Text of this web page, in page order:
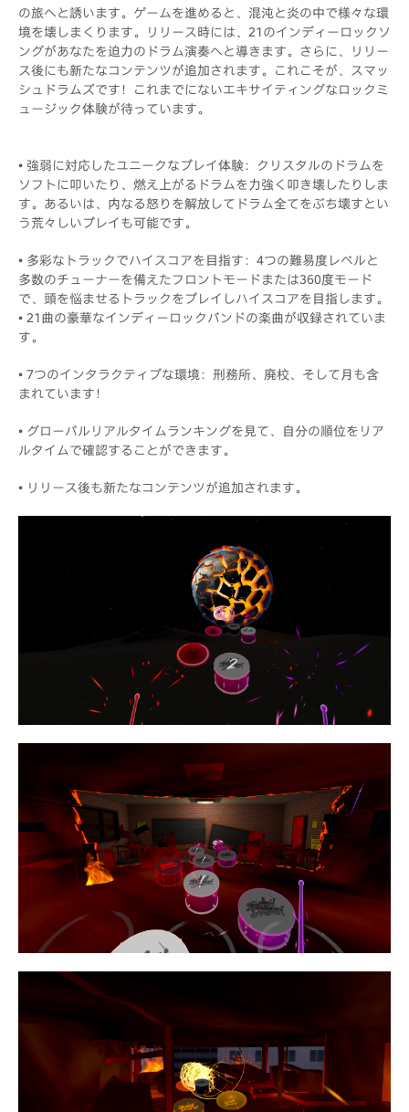
の旅へと誘います。ゲームを進めると、混沌と炎の中で様々な環
境を壊しまくります。リリース時には、21のインディーロックソ
ングがあなたを迫力のドラム演奏へと導きます。さらに、リリー
ス後にも新たなコンテンツが追加されます。これこそが、スマッ
シュドラムズです！これまでにないエキサイティングなロックミ
ュージック体験が待っています。
• 強弱に対応したユニークなプレイ体験：クリスタルのドラムを
ソフトに叩いたり、燃え上がるドラムを力強く叩き壊したりしま
す。あるいは、内なる怒りを解放してドラム全てをぶち壊すとい
う荒々しいプレイも可能です。
• 多彩なトラックでハイスコアを目指す：4つの難易度レベルと
多数のチューナーを備えたフロントモードまたは360度モード
で、頭を悩ませるトラックをプレイしハイスコアを目指します。
• 21曲の豪華なインディーロックバンドの楽曲が収録されていま
す。
• 7つのインタラクティブな環境：刑務所、廃校、そして月も含
まれています！
• グローバルリアルタイムランキングを見て、自分の順位をリア
ルタイムで確認することができます。
• リリース後も新たなコンテンツが追加されます。